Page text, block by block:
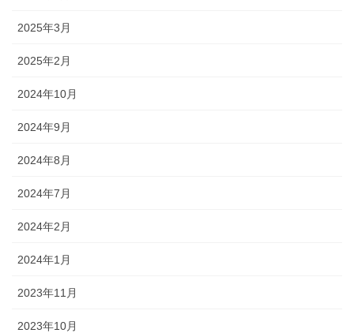
2025年3月
2025年2月
2024年10月
2024年9月
2024年8月
2024年7月
2024年2月
2024年1月
2023年11月
2023年10月